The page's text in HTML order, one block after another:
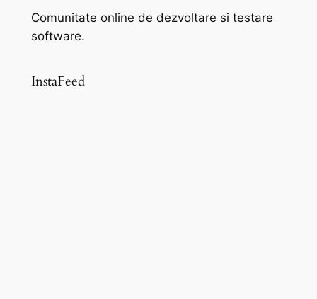
Comunitate online de dezvoltare si testare
software.
InstaFeed